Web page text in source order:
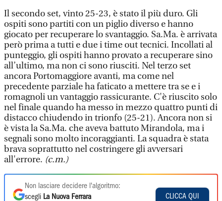
Il secondo set, vinto 25-23, è stato il più duro. Gli
ospiti sono partiti con un piglio diverso e hanno
giocato per recuperare lo svantaggio. Sa.Ma. è arrivata
però prima a tutti e due i time out tecnici. Incollati al
punteggio, gli ospiti hanno provato a recuperare sino
all’ultimo, ma non ci sono riusciti. Nel terzo set
ancora Portomaggiore avanti, ma come nel
precedente parziale ha faticato a mettere tra se e i
romagnoli un vantaggio rassicurante. C'è riuscito solo
nel finale quando ha messo in mezzo quattro punti di
distacco chiudendo in trionfo (25-21). Ancora non si
è vista la Sa.Ma. che aveva battuto Mirandola, ma i
segnali sono molto incoraggianti. La squadra è stata
brava soprattutto nel costringere gli avversari
all'errore. (c.m.)
Non lasciare decidere l'algoritmo:
scegli La Nuova Ferrara
CLICCA QUI